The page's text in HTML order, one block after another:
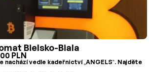
Bielsko-Biala
PLN
nachází vedle kadeřnictví „ANGELS“. Najděte